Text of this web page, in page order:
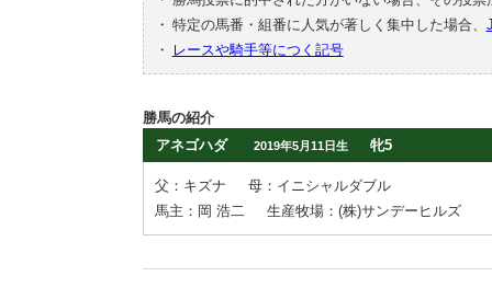
・ 特定の馬番・組番に人気が著しく集中した場合、
・
レースや騎手等につく記号
勝馬の紹介
アネゴハダ
2019年5月11日生 牝5
父：キズナ
母：イニシャルダブル
馬主：岡 浩二
生産牧場：(株)サンデーヒルズ